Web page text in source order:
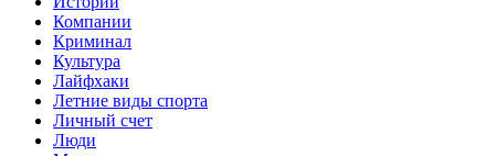
Компании
Криминал
Культура
Лайфхаки
Летние виды спорта
Личный счет
Люди